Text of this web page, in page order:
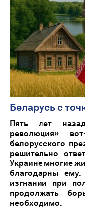
Беларусь с
Пять лет
революция»
белорусского
решительно
Украине многие
благодарны
изгнании при
продолжать
необходимо.